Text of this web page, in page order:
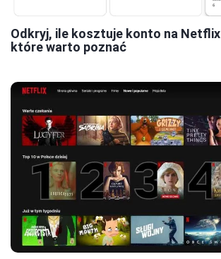
Odkryj, ile kosztuje konto na
które warto poznać